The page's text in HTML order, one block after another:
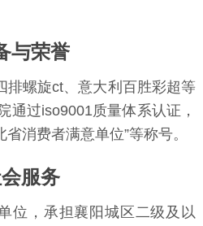
与荣誉
排螺旋ct、意大利百胜彩超等
通过iso9001质量体系认证，
省消费者满意单位”等称号。
服务
位，承担襄阳城区二级及以